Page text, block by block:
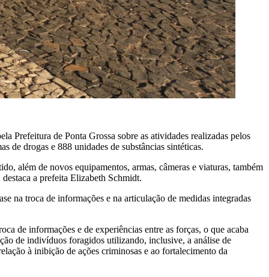
Prefeitura de Ponta Grossa sobre as atividades realizadas pelos
de drogas e 888 unidades de substâncias sintéticas.
além de novos equipamentos, armas, câmeras e viaturas, também
a prefeita Elizabeth Schmidt.
na troca de informações e na articulação de medidas integradas
de informações e de experiências entre as forças, o que acaba
de indivíduos foragidos utilizando, inclusive, a análise de
à inibição de ações criminosas e ao fortalecimento da